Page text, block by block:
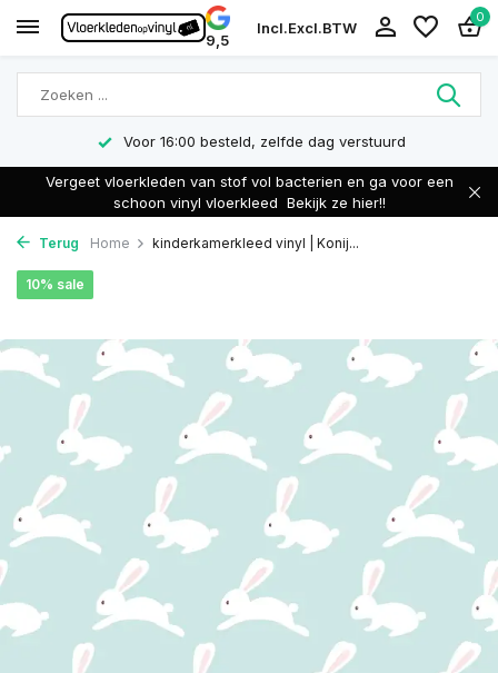
9,5
Incl.Excl.BTW
0
Voor 16:00 besteld, zelfde dag verstuurd
Vergeet vloerkleden van stof vol bacterien en ga voor een
schoon vinyl vloerkleed Bekijk ze hier!!
Terug Home kinderkamerkleed vinyl | Konij...
10% sale